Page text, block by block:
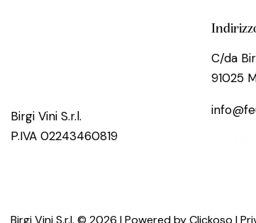
Birgi Vini S.r.l.
P.IVA 02243460819
C/da
91025
Birgi Vini S.r.l. © 2026 | Powered byClickoso |